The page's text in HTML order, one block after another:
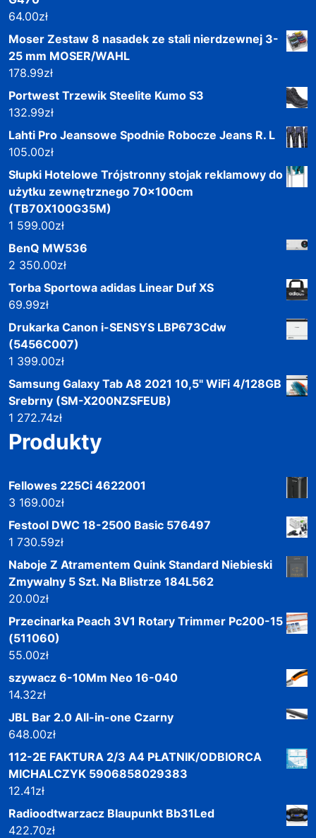
64.00zł
Moser Zestaw 8 nasadek ze stali nierdzewnej 3-
25 mm MOSER/WAHL
178.99zł
Portwest Trzewik Steelite Kumo S3
132.99zł
Lahti Pro Jeansowe Spodnie Robocze Jeans R. L
105.00zł
Słupki Hotelowe Trójstronny stojak reklamowy do
użytku zewnętrznego 70x100cm
(TB70X100G35M)
1 599.00zł
BenQ MW536
2 350.00zł
Torba Sportowa adidas Linear Duf XS
69.99zł
Drukarka Canon i-SENSYS LBP673Cdw
(5456C007)
1 399.00zł
Samsung Galaxy Tab A8 2021 10,5" WiFi 4/128GB
Srebrny (SM-X200NZSFEUB)
1 272.74zł
Produkty
Fellowes 225Ci 4622001
3 169.00zł
Festool DWC 18-2500 Basic 576497
1 730.59zł
Naboje Z Atramentem Quink Standard Niebieski
Zmywalny 5 Szt. Na Blistrze 184L562
20.00zł
Przecinarka Peach 3V1 Rotary Trimmer Pc200-15
(511060)
55.00zł
szywacz 6-10Mm Neo 16-040
14.32zł
JBL Bar 2.0 All-in-one Czarny
648.00zł
112-2E FAKTURA 2/3 A4 PŁATNIK/ODBIORCA
MICHALCZYK 5906858029383
12.41zł
Radioodtwarzacz Blaupunkt Bb31Led
422.70zł